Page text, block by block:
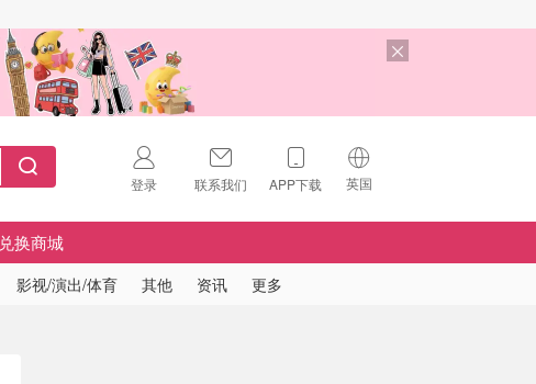
登录 联系我们 APP下载 英国
🇺🇸
🇨🇳
中国
兑换商城
影视/演出/体育 其他 资讯 更多